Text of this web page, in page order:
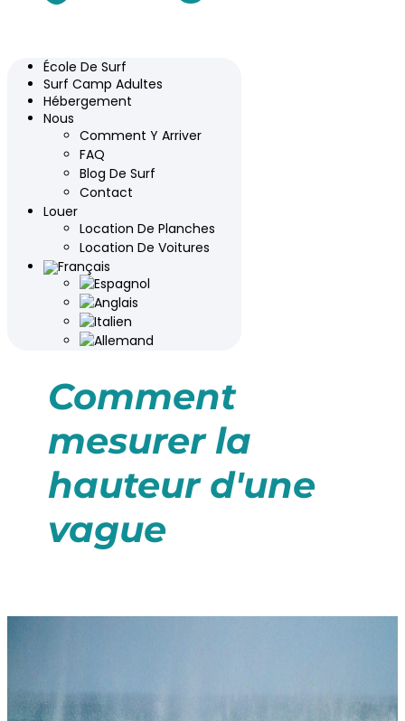
École De Surf
Surf Camp Adultes
Hébergement
Nous
Comment Y Arriver
FAQ
Blog De Surf
Contact
Louer
Location De Planches
Location De Voitures
Comment
mesurer la
hauteur d'une
vague